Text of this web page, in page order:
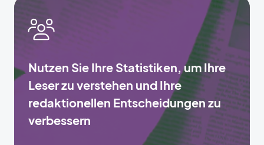
Nutzen Sie Ihre Statistiken, um Ihre
Leser zu verstehen und Ihre
redaktionellen Entscheidungen zu
verbessern